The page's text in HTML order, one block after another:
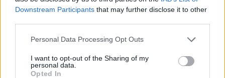
Downstream Participants that may further disclose it to other
Personal Data Processing Opt Outs
I want to opt-out of the Sharing of my
personal data.
Opted In
sventolano le bandiere per dire grazie
insieme la Giornata della Croce e Mezzaluna Rossa